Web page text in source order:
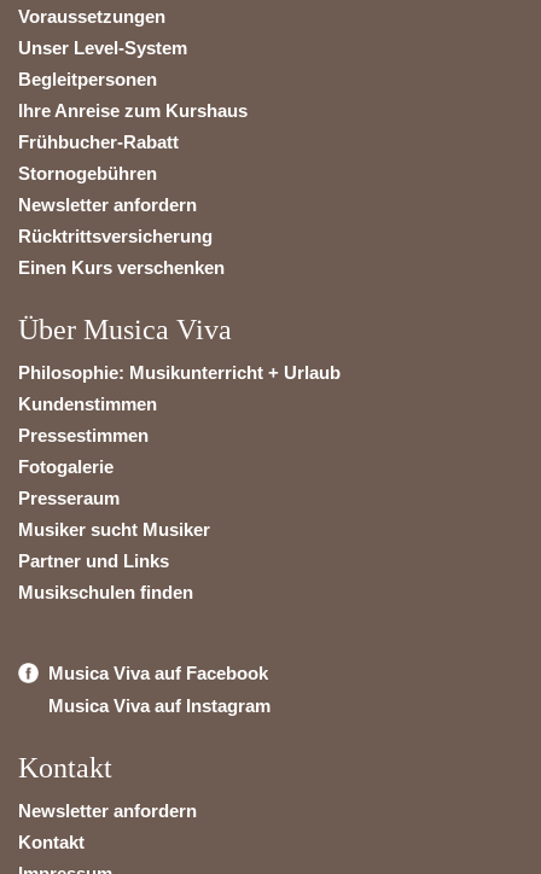
Voraussetzungen
Unser Level-System
Begleitpersonen
Ihre Anreise zum Kurshaus
Frühbucher-Rabatt
Stornogebühren
Newsletter anfordern
Rücktrittsversicherung
Einen Kurs verschenken
Über Musica Viva
Philosophie: Musikunterricht + Urlaub
Kundenstimmen
Pressestimmen
Fotogalerie
Presseraum
Musiker sucht Musiker
Partner und Links
Musikschulen finden
Musica Viva auf Facebook
Musica Viva auf Instagram
Kontakt
Newsletter anfordern
Kontakt